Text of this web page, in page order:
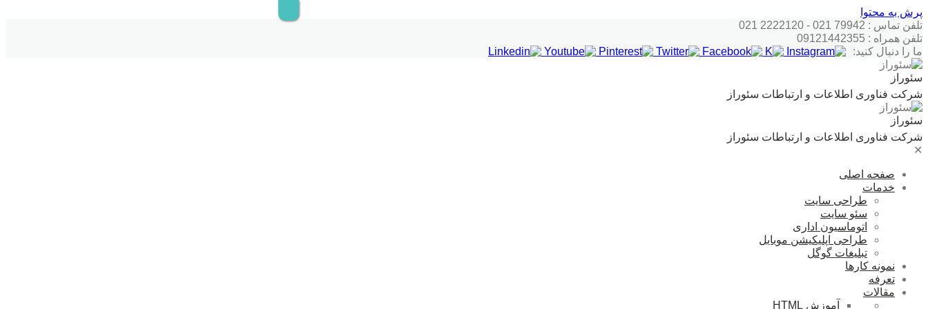
پرش به محتوا
تلفن تماس : 79942 021 - 2222120 021
تلفن همراه : 09121442355
ما را دنبال کنید:
سئوراز
شرکت فناوری اطلاعات و ارتباطات سئوراز
سئوراز
شرکت فناوری اطلاعات و ارتباطات سئوراز
✕
صفحه اصلی
خدمات
طراحی سایت
سئو سایت
اتوماسیون اداری
طراحی اپلیکیشن موبایل
تبلیغات گوگل
نمونه کارها
تعرفه
مقالات
آموزش HTML